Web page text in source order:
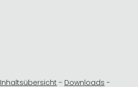
Inhaltsübersicht - Downloads -